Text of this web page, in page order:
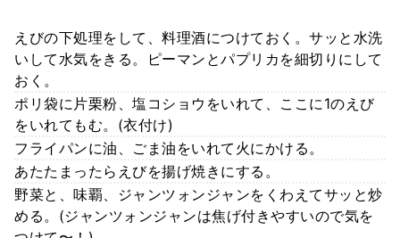
えびの下処理をして、料理酒につけておく。サッと水洗
いして水気をきる。ピーマンとパプリカを細切りにして
おく。
ポリ袋に片栗粉、塩コショウをいれて、ここに1のえび
をいれてもむ。(衣付け)
フライパンに油、ごま油をいれて火にかける。
あたたまったらえびを揚げ焼きにする。
野菜と、味覇、ジャンツォンジャンをくわえてサッと炒
める。(ジャンツォンジャンは焦げ付きやすいので気を